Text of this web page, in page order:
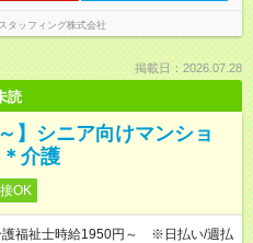
タッフィング株式会社
掲載日：2026.07.28
読
】シニア向けマンショ
介護
OK
福祉士時給1950円～ ※日払い/週払